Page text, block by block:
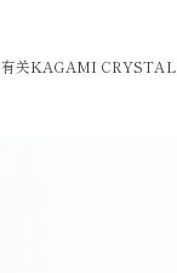
有关KAGAMI CRYSTAL